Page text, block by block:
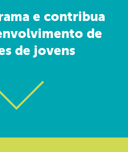
e contribua
de
de jovens